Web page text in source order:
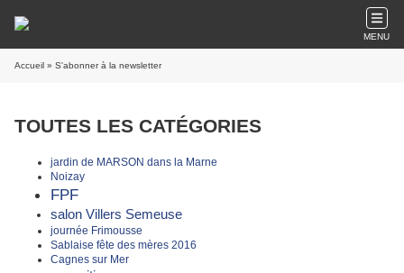
MENU
Accueil » S'abonner à la newsletter
TOUTES LES CATÉGORIES
jardin de MARSON dans la Marne
Noizay
FPF
salon Villers Semeuse
journée Frimousse
Sablaise fête des mères 2016
Cagnes sur Mer